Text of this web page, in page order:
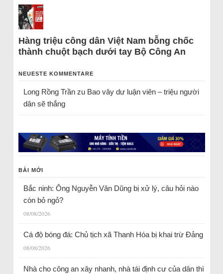
Hàng triệu công dân Việt Nam bỗng chốc
thành chuột bạch dưới tay Bộ Công An
NEUESTE KOMMENTARE
Long Rồng Trầnzu Bao vây dư luận viên – triệu người
dân sẽ thắng
BÀI MỚI
Bắc ninh: Ông Nguyễn Văn Dũng bị xử lý, câu hỏi nào
còn bỏ ngỏ?
08/08/2026
Cá độ bóng đá: Chủ tịch xã Thanh Hóa bị khai trừ Đảng
08/08/2026
Nhà cho công an xây nhanh, nhà tái định cư của dân thì